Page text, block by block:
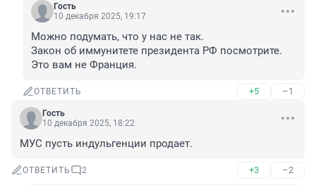
Гость
10 декабря 2025, 19:17
Можно подумать, что у нас не так.
Закон об иммунитете президента РФ посмотрите.
Это вам не Франция.
ОТВЕТИТЬ +5 –1
Гость
10 декабря 2025, 18:22
МУС пусть индульгенции продает.
ОТВЕТИТЬ 2 +3 –2